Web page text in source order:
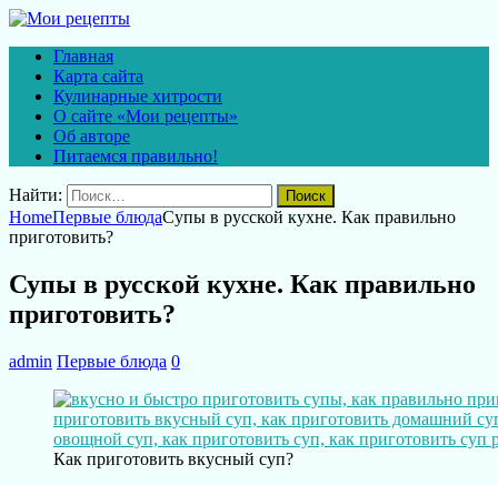
Главная
Карта сайта
Кулинарные хитрости
О сайте «Мои рецепты»
Об авторе
Питаемся правильно!
Найти:
HomeПервые блюдаСупы в русской кухне. Как правильно
приготовить?
Супы в русской кухне. Как правильно
приготовить?
admin Первые блюда 0
Как приготовить вкусный суп?